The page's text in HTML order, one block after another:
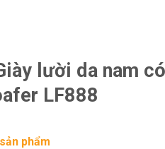
lười da nam
LF888
phẩm